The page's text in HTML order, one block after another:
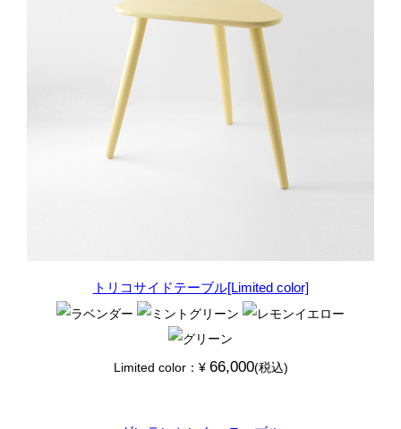
トリコサイドテーブル[Limited color]
Limited color：¥ 66,000(税込)